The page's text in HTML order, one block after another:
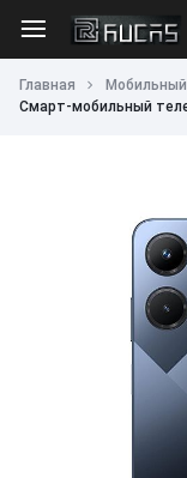
Главная
Смарт-мобильный